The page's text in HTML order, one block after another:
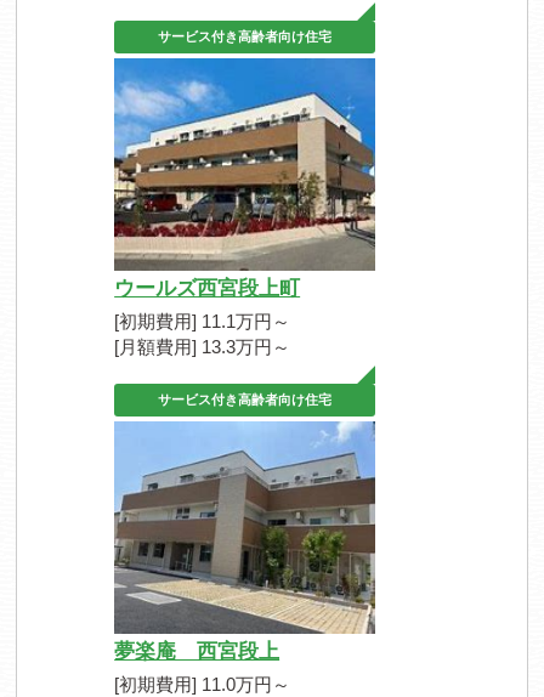
サービス付き高齢者向け住宅
ウールズ西宮段上町
[初期費用] 11.1万円～
[月額費用] 13.3万円～
サービス付き高齢者向け住宅
夢楽庵 西宮段上
[初期費用] 11.0万円～